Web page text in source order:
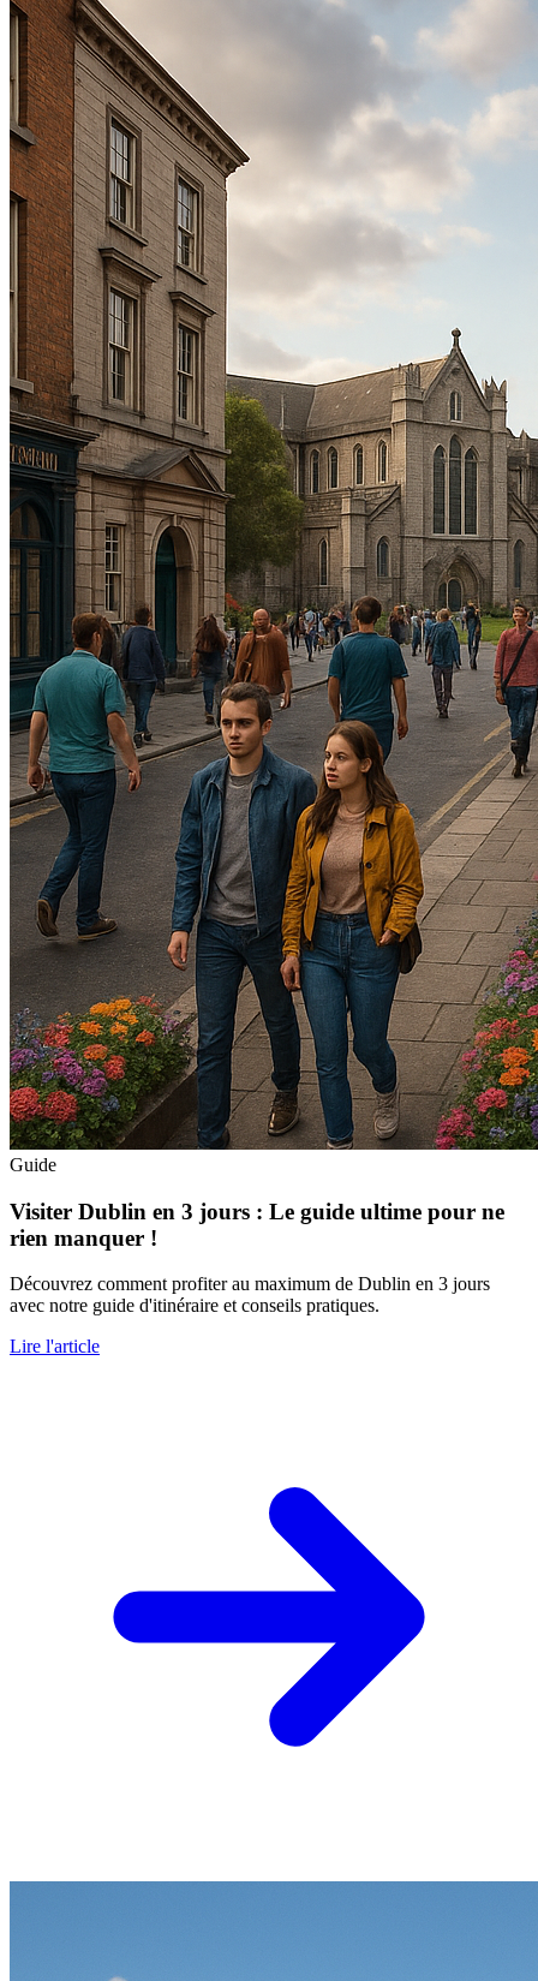
Guide
Visiter Dublin en 3 jours : Le guide ultime pour ne
rien manquer !
Découvrez comment profiter au maximum de Dublin en 3 jours
avec notre guide d'itinéraire et conseils pratiques.
Lire l'article